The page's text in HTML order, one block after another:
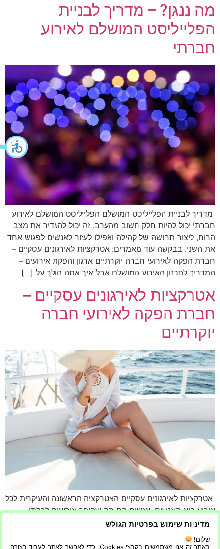
מה ננגן? – מדריך לבניית
הפלייליסט המושלם לאירוע
חברתי
מדריך לבניית הפלייליסט המושלם הפלייליסט המושלם לאירוע
חברתי יכול להיות חלק חשוב מהערב. זה יכול להגדיר את מצב
הרוח, ליצור תחושה של קהילה ואפילו לעזור לאנשים לפגוש אחד
את השני. בבקשה עוד מאמרים: אטרקציות לאירגונים עסקיים –
חברת הפקה לאירועי חברה יוקרתיים ארגון והפקת אירועים –
המדריך לתכנון האירוע המושלם אבל איך אתה הולך על […]
אטרקציות לאירגונים עסקיים –
חברת הפקה לאירועי חברה
יוקרתיים
אטרקציות לאירגונים עסקיים האטרקציה הראשונה והעיקרית לכל
אירוע היא האנשים. אנשים הם מה שהופך אירועים לבלתי
נשכחים. הם אלו שיוצרים תחושת שייכות, והם אלו שהופכים
אירוע לכדאי. בבקשה עוד מאמרים מרתקים: מה ננגן? – מדריך
לבניית הפלייליסט המושלם לאירוע חברתי ארגון והפקת אירועים
מדיניות שימוש בפרטיות הגולש
שלום!
באתר זה אנו משתמשים בקבצי Cookies, כדי לאפשר לאתר לעבוד בצורה